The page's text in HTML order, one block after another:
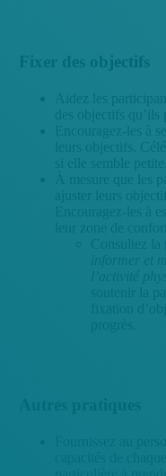
Fixer des objectifs
Aidez les
des objectifs
Encouragez-les à
leurs objectifs.
À mesure que les
ajuster leurs
Encouragez-les à
informer et